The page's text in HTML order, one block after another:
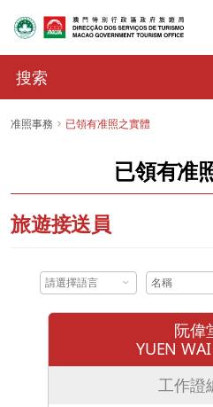
准照事務 已領有准照之實體
已領有准
旅遊接送員
請選擇語言
阮偉
YUEN
工作證